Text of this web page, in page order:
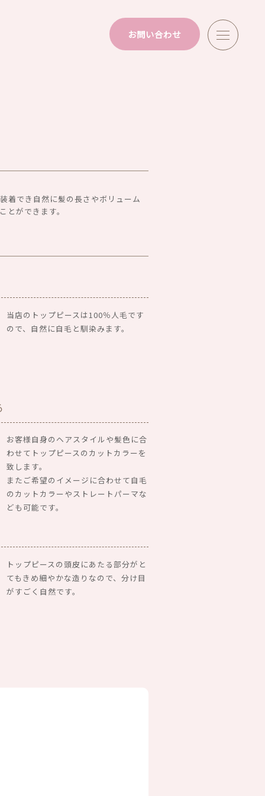
お問い合わせ
着でき自然に髪の長さやボリューム
ができます。
当店のトップピースは100％人毛です
ので、自然に自毛と馴染みます。
お客様自身のヘアスタイルや髪色に合
わせてトップピースのカットカラーを
致します。
またご希望のイメージに合わせて自毛
のカットカラーやストレートパーマな
ども可能です。
トップピースの頭皮にあたる部分がと
てもきめ細やかな造りなので、分け目
がすごく自然です。